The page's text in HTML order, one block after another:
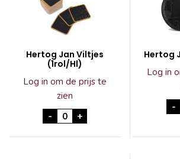
Hertog Jan Viltjes
(1rol/Hl)
Log in om de prijs te
zien
- Hertog Jan Viltjes (1rol/Hl)
+
Hertog
Log in
-